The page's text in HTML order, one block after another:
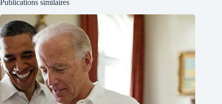
Publications similaires